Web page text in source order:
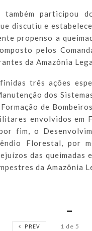
também participou
discutiu e
propenso a
pelos
da Amazônia
três ações
dos
de
envolvidos em
fim, o
Florestal, por
das queimadas
da Amazônia
PREV 1 de 5